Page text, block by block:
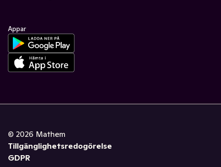
Appar
© 2026 Mathem
Tillgänglighetsredogörelse
GDPR